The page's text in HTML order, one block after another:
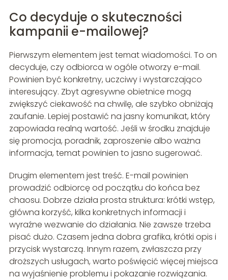
Co decyduje o skuteczności
kampanii e-mailowej?
Pierwszym elementem jest temat wiadomości. To on
decyduje, czy odbiorca w ogóle otworzy e-mail.
Powinien być konkretny, uczciwy i wystarczająco
interesujący. Zbyt agresywne obietnice mogą
zwiększyć ciekawość na chwilę, ale szybko obniżają
zaufanie. Lepiej postawić na jasny komunikat, który
zapowiada realną wartość. Jeśli w środku znajduje
się promocja, poradnik, zaproszenie albo ważna
informacja, temat powinien to jasno sugerować.
Drugim elementem jest treść. E-mail powinien
prowadzić odbiorcę od początku do końca bez
chaosu. Dobrze działa prosta struktura: krótki wstęp,
główna korzyść, kilka konkretnych informacji i
wyraźne wezwanie do działania. Nie zawsze trzeba
pisać dużo. Czasem jedna dobra grafika, krótki opis i
przycisk wystarczą. Innym razem, zwłaszcza przy
droższych usługach, warto poświęcić więcej miejsca
na wyjaśnienie problemu i pokazanie rozwiązania.